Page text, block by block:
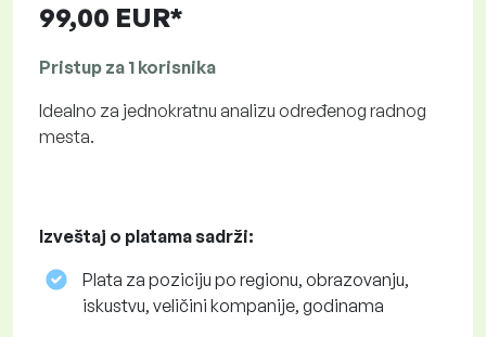
99,00 EUR*
Pristup za 1 korisnika
Idealno za jednokratnu analizu određenog radnog
mesta.
Izveštaj o platama sadrži:
Plata za poziciju po regionu, obrazovanju,
iskustvu, veličini kompanije, godinama